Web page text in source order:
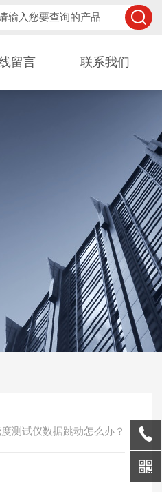
留言 联系我们
测试仪数据跳动怎么办？